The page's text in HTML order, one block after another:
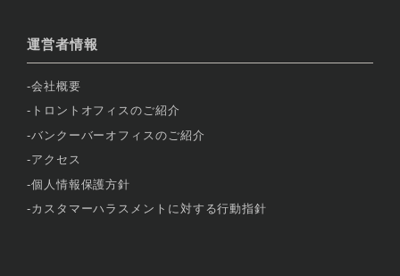
運営者情報
会社概要
トロントオフィスのご紹介
バンクーバーオフィスのご紹介
アクセス
個人情報保護方針
カスタマーハラスメントに対する行動指針